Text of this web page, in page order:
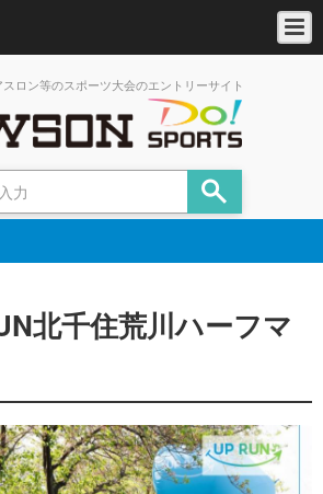
ロン等のスポーツ大会のエントリーサイト
北千住荒川ハーフマ